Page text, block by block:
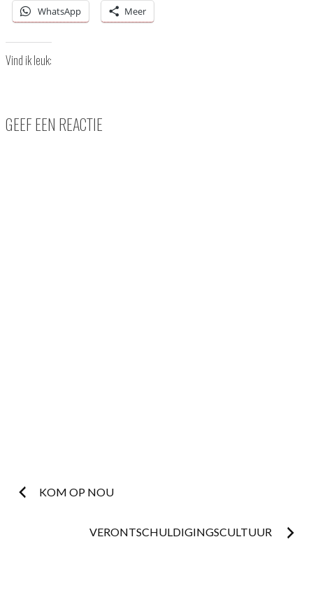
WhatsApp Meer
Vind ik leuk:
GEEF EEN REACTIE
Post
KOM OP NOU
VERONTSCHULDIGINGSCULTUUR